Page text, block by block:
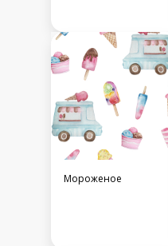
Мороженое